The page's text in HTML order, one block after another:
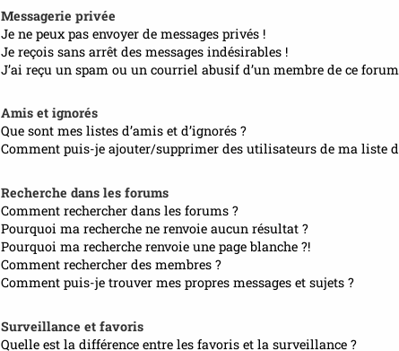
Messagerie privée
Je ne peux pas envoyer de messages privés !
Je reçois sans arrêt des messages indésirables !
J’ai reçu un spam ou un courriel abusif d’un membre de ce
Amis et ignorés
Que sont mes listes d’amis et d’ignorés ?
Comment puis-je ajouter/supprimer des utilisateurs de ma liste
Recherche dans les forums
Comment rechercher dans les forums ?
Pourquoi ma recherche ne renvoie aucun résultat ?
Pourquoi ma recherche renvoie une page blanche ?!
Comment rechercher des membres ?
Comment puis-je trouver mes propres messages et sujets ?
Surveillance et favoris
Quelle est la différence entre les favoris et la surveillance ?